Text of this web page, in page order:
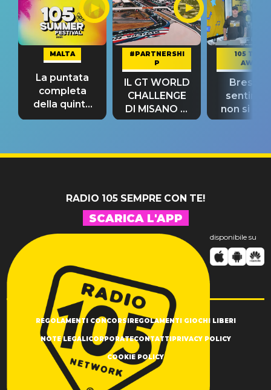
MALTA
La puntata
completa
della quinta
tappa
#PARTNERSHI
P
IL GT WORLD
CHALLENGE
DI MISANO si
riconferma
105 TAKE
AWAY
Bresh:
non si
fino alla
RADIO 105 SEMPRE CON TE!
SCARICA L'APP
disponibile su
REGOLAMENTI CONCORSI REGOLAMENTI GIOCHI LIBERI
NOTE LEGALI CORPORATECONTATTI PRIVACY POLICY
COOKIE POLICY